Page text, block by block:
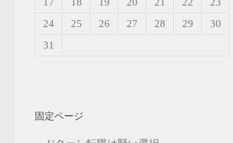
24
25 26 27 28 29
30
31
固定ページ